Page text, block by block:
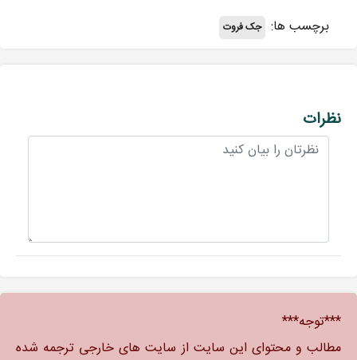
برچسب ها: جک فروت
نظرات
***توجه***
مطالب و محتوای این سایت از سایت های خارجی ترجمه شده